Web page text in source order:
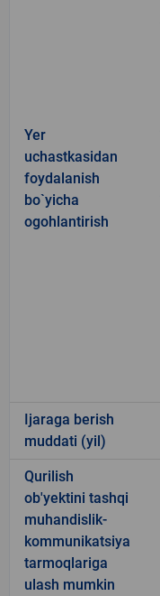
Yer
uchastkasidan
foydalanish
bo`yicha
ogohlantirish
Ijaraga berish
muddati (yil)
Qurilish
ob'yektini tashqi
muhandislik-
kommunikatsiya
tarmoqlariga
ulash mumkin